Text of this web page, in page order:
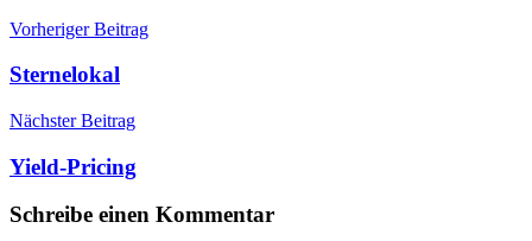
Beitragsnavigation
Vorheriger Beitrag
Sternelokal
Nächster Beitrag
Yield-Pricing
Schreibe einen Kommentar